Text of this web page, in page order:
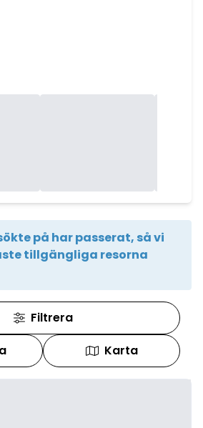
på har passerat, så vi
tillgängliga resorna
Filtrera
Karta